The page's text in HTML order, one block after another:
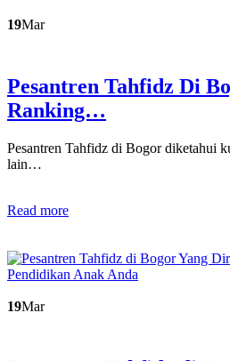
19Mar
Pesantren Tahfidz Di
Ranking…
Pesantren Tahfidz di Bogor diketahui
lain…
Read more
19Mar